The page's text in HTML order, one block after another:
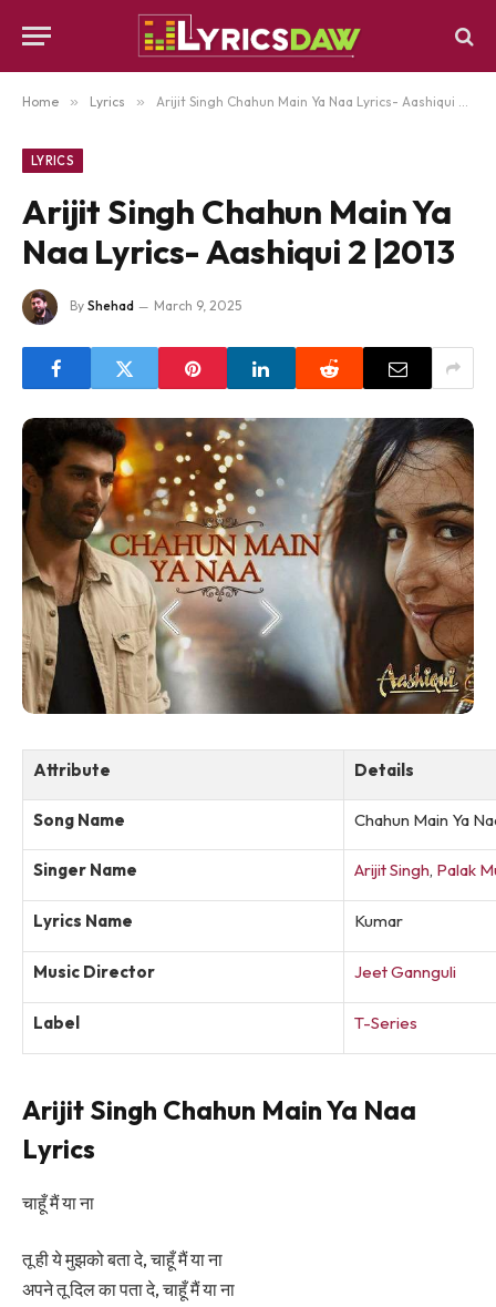
Home » Lyrics » Arijit Singh Chahun Main Ya Naa Lyrics- Aashiqui 2 |2013
LYRICS
Arijit Singh Chahun Main Ya
Naa Lyrics- Aashiqui 2 |2013
By Shehad March 9, 2025
Attribute Details
Song Name Chahun Main Ya
Singer Name Arijit Singh, Palak
Lyrics Name Kumar
Music Director Jeet Gannguli
Label T-Series
Arijit Singh Chahun Main Ya Naa
Lyrics
चाहूँ मैं या ना
तू ही ये मुझको बता दे, चाहूँ मैं या ना
अपने तू दिल का पता दे, चाहूँ मैं या ना